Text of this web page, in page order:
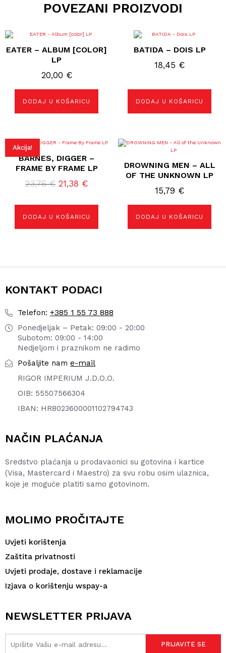
POVEZANI PROIZVODI
EATER – ALBUM [COLOR]
LP
20,00 €
DODAJ U KOŠARICU
BATIDA – DOIS LP
18,45 €
DODAJ U KOŠARICU
Akcija!
BARNES, DIGGER –
FRAME BY FRAME LP
23,76€ Izvorna
je:
21,38 €Trenutna
21,38 €.
DODAJ U KOŠARICU
DROWNING MEN – ALL
OF THE UNKNOWN LP
15,79 €
DODAJ U KOŠARICU
KONTAKT PODACI
Telefon: +385 1 55 73 888
Ponedjeljak – Petak: 09:00 - 20:00
Subotom: 09:00 - 14:00
Nedjeljom i praznikom ne radimo
Pošaljite nam e-mail
RIGOR IMPERIUM J.D.O.O.
OIB: 55507566304
IBAN: HR8023600001102794743
NAČIN PLAĆANJA
Sredstvo plaćanja u prodavaonici su gotovina i kartice
(Visa, Mastercard i Maestro) za svu robu osim ulaznica,
koje je moguće platiti samo gotovinom.
MOLIMO PROČITAJTE
Uvjeti korištenja
Zaštita privatnosti
Uvjeti prodaje, dostave i reklamacije
Izjava o korištenju wspay-a
NEWSLETTER PRIJAVA